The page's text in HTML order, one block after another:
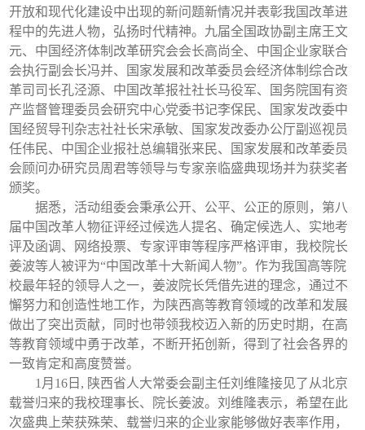
开放和现代化建设中出现的新问题新情况并表彰我国改革进
程中的先进人物，弘扬时代精神。九届全国政协副主席王文
元、中国经济体制改革研究会会长高尚全、中国企业家联合
会执行副会长冯并、国家发展和改革委员会经济体制综合改
革司司长孔泾源、中国改革报社社长马役军、国务院国有资
产监督管理委员会研究中心党委书记李保民、国家发改委中
国经贸导刊杂志社社长宋承敏、国家发改委办公厅副巡视员
任伟民、中国企业报社总编辑张来民、国家发展和改革委员
会顾问办研究员周君等领导与专家亲临盛典现场并为获奖者
颁奖。
据悉，活动组委会秉承公开、公平、公正的原则，第八
届中国改革人物征评经过候选人提名、确定候选人、实地考
评及函调、网络投票、专家评审等程序严格评审，我校院长
姜波等人被评为“中国改革十大新闻人物”。作为我国高等院
校最年轻的领导人之一，姜波院长凭借先进的理念，通过不
懈努力和创造性地工作，为陕西高等教育领域的改革和发展
做出了突出贡献，同时也带领我校迈入新的历史时期，在高
等教育领域中勇于改革，不断开拓创新，得到了社会各界的
一致肯定和高度赞誉。
1月16日, 陕西省人大常委会副主任刘维隆接见了从北京
载誉归来的我校理事长、院长姜波。刘维隆表示，希望在此
次盛典上荣获殊荣、载誉归来的企业家能够做好表率作用，